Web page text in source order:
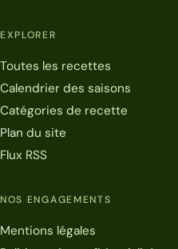
EXPLORER
Toutes les recettes
Calendrier des saisons
Catégories de recette
Plan du site
Flux RSS
NOS ENGAGEMENTS
Mentions légales